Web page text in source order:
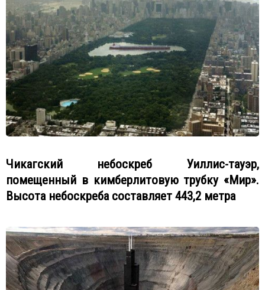
Чикагский небоскреб Уиллис-тауэр,
помещенный в кимберлитовую трубку «Мир».
Высота небоскреба составляет 443,2 метра